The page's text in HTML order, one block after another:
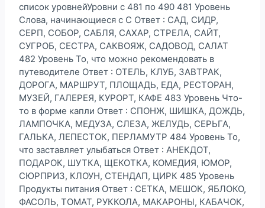
список уровнейУровни с 481 по 490 481 Уровень
Слова, начинающиеся с С Ответ : САД, СИДР,
СЕРП, СОБОР, САБЛЯ, САХАР, СТРЕЛА, САЙТ,
СУГРОБ, СЕСТРА, САКВОЯЖ, САДОВОД, САЛАТ
482 Уровень То, что можно рекомендовать в
путеводителе Ответ : ОТЕЛЬ, КЛУБ, ЗАВТРАК,
ДОРОГА, МАРШРУТ, ПЛОЩАДЬ, ЕДА, РЕСТОРАН,
МУЗЕЙ, ГАЛЕРЕЯ, КУРОРТ, КАФЕ 483 Уровень Что-
то в форме капли Ответ : СПОНЖ, ШИШКА, ДОЖДЬ,
ЛАМПОЧКА, МЕДУЗА, СЛЕЗА, ЖЕЛУДЬ, СЕРЬГА,
ГАЛЬКА, ЛЕПЕСТОК, ПЕРЛАМУТР 484 Уровень То,
что заставляет улыбаться Ответ : АНЕКДОТ,
ПОДАРОК, ШУТКА, ЩЕКОТКА, КОМЕДИЯ, ЮМОР,
СЮРПРИЗ, КЛОУН, СТЕНДАП, ЦИРК 485 Уровень
Продукты питания Ответ : СЕТКА, МЕШОК, ЯБЛОКО,
ФАСОЛЬ, ТОМАТ, РУККОЛА, МАКАРОНЫ, КАБАЧОК,